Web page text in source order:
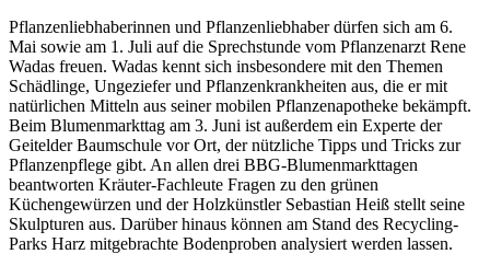
Pflanzenliebhaberinnen und Pflanzenliebhaber dürfen sich am 6.
Mai sowie am 1. Juli auf die Sprechstunde vom Pflanzenarzt Rene
Wadas freuen. Wadas kennt sich insbesondere mit den Themen
Schädlinge, Ungeziefer und Pflanzenkrankheiten aus, die er mit
natürlichen Mitteln aus seiner mobilen Pflanzenapotheke bekämpft.
Beim Blumenmarkttag am 3. Juni ist außerdem ein Experte der
Geitelder Baumschule vor Ort, der nützliche Tipps und Tricks zur
Pflanzenpflege gibt. An allen drei BBG-Blumenmarkttagen
beantworten Kräuter-Fachleute Fragen zu den grünen
Küchengewürzen und der Holzkünstler Sebastian Heiß stellt seine
Skulpturen aus. Darüber hinaus können am Stand des Recycling-
Parks Harz mitgebrachte Bodenproben analysiert werden lassen.